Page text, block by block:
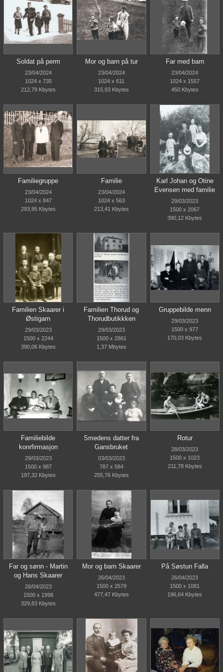
Soldat på perm
23/04/2024
1024 x 735
212,79 Kbytes
Mor og barn på tur
23/04/2024
1024 x 611
315,93 Kbytes
Far med barn
23/04/2024
1024 x 1557
450 Kbytes
Familiegruppe
23/04/2024
1024 x 847
293,95 Kbytes
Familie
23/04/2024
1024 x 563
213,41 Kbytes
Karl Johan og Otine
Evensen med familie
29/03/2023
1500 x 2067
390,12 Kbytes
Familien Skaarer i
Østigarn
29/03/2023
1500 x 2244
390,06 Kbytes
Familien Thorud og
Thorudbutikkken
29/03/2023
1500 x 2861
1,37 Mbytes
Gruppebilde menn
29/03/2023
1500 x 977
170,03 Kbytes
Familiebilde
konrfirmasjon
29/03/2023
1500 x 987
197,32 Kbytes
Smedens datter fra
Gansbruket
03/03/2023
787 x 584
255,76 Kbytes
Rotur
28/03/2023
1500 x 1023
211,78 Kbytes
Far og sønn - Martin
og Hans Skaarer
26/04/2023
1500 x 1998
329,83 Kbytes
Mor og barn Skaarer
26/04/2023
1500 x 2579
477,47 Kbytes
På Søstun Falla
26/04/2023
1500 x 1081
196,64 Kbytes